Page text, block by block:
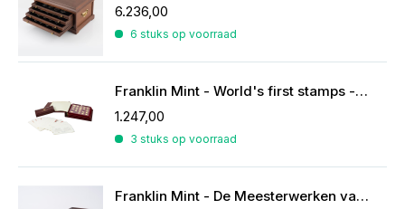
6.236,00
6 stuks op voorraad
Franklin Mint - World's first stamps - postzegels in sterling zilver
1.247,00
3 stuks op voorraad
Franklin Mint - De Meesterwerken van Rubens